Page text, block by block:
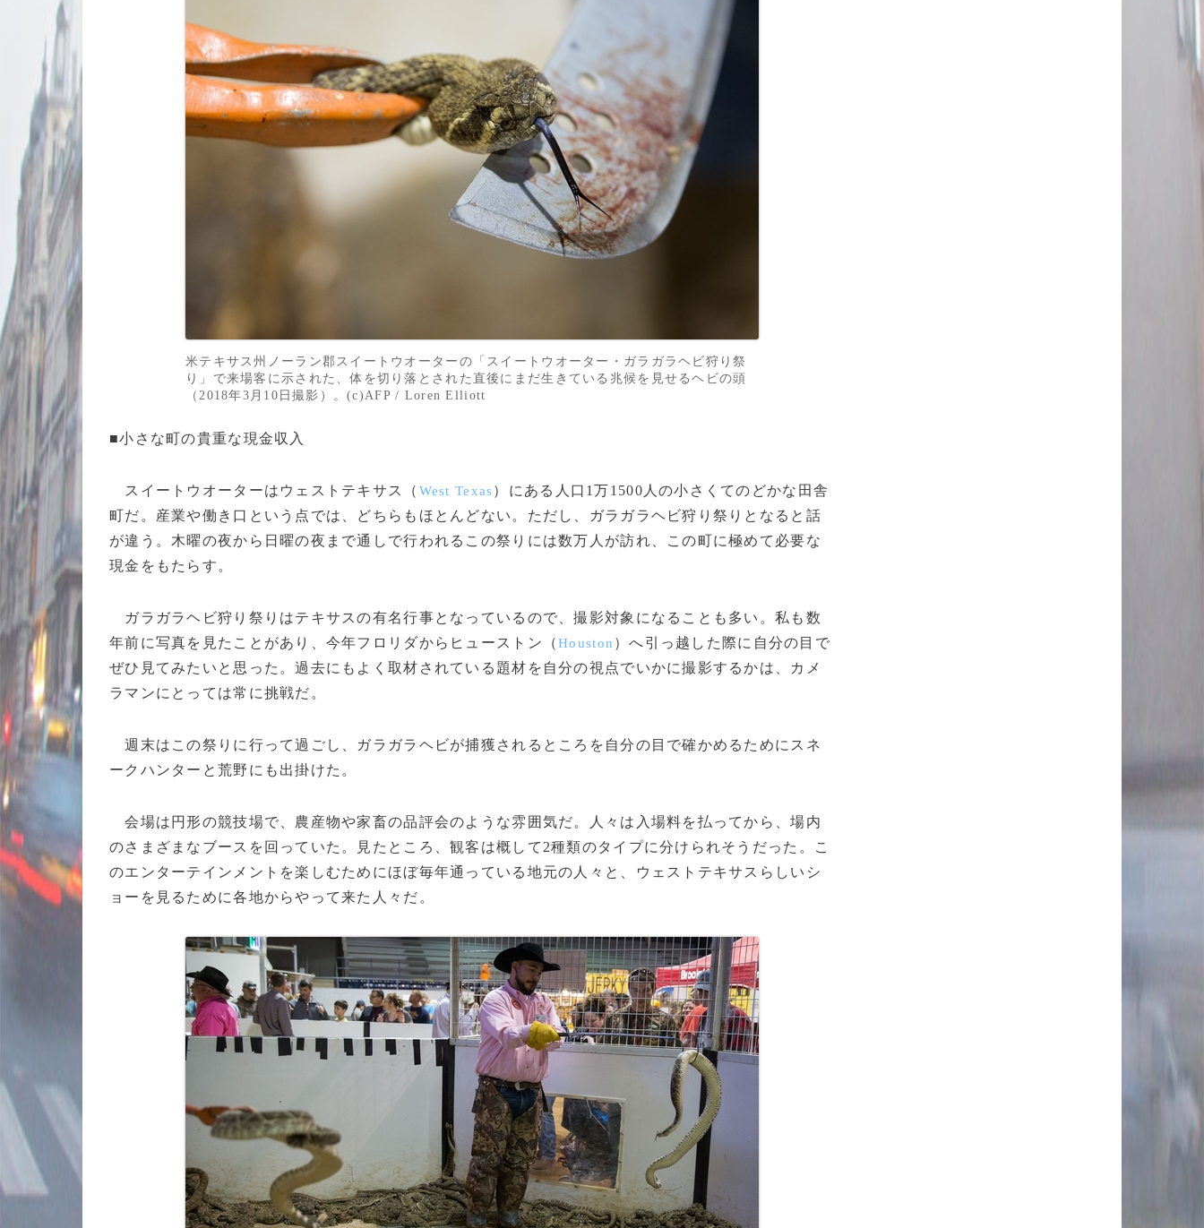
米テキサス州ノーラン郡スイートウオーターの「スイートウオーター・ガラガラヘビ狩り祭
り」で来場客に示された、体を切り落とされた直後にまだ生きている兆候を見せるヘビの頭
（2018年3月10日撮影）。(c)AFP / Loren Elliott
■小さな町の貴重な現金収入
スイートウオーターはウェストテキサス（ West Texas）にある人口1万1500人の小さくてのどかな田舎
町だ。産業や働き口という点では、どちらもほとんどない。ただし、ガラガラヘビ狩り祭りとなると話
が違う。木曜の夜から日曜の夜まで通しで行われるこの祭りには数万人が訪れ、この町に極めて必要な
現金をもたらす。
ガラガラヘビ狩り祭りはテキサスの有名行事となっているので、撮影対象になることも多い。私も数
年前に写真を見たことがあり、今年フロリダからヒューストン（Houston ）へ引っ越した際に自分の目で
ぜひ見てみたいと思った。過去にもよく取材されている題材を自分の視点でいかに撮影するかは、カメ
ラマンにとっては常に挑戦だ。
週末はこの祭りに行って過ごし、ガラガラヘビが捕獲されるところを自分の目で確かめるためにスネ
ークハンターと荒野にも出掛けた。
会場は円形の競技場で、農産物や家畜の品評会のような雰囲気だ。人々は入場料を払ってから、場内
のさまざまなブースを回っていた。見たところ、観客は概して2種類のタイプに分けられそうだった。こ
のエンターテインメントを楽しむためにほぼ毎年通っている地元の人々と、ウェストテキサスらしいシ
ョーを見るために各地からやって来た人々だ。